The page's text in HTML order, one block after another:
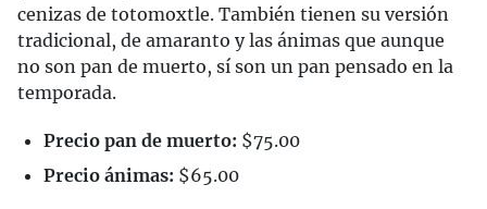
cenizas de totomoxtle. También tienen su versión
tradicional, de amaranto y las ánimas que aunque
no son pan de muerto, sí son un pan pensado en la
temporada.
Precio pan de muerto: $75.00
Precio ánimas: $65.00